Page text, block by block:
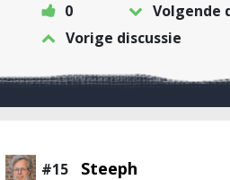
0
Volgende
Vorige discussie
#15 Steeph